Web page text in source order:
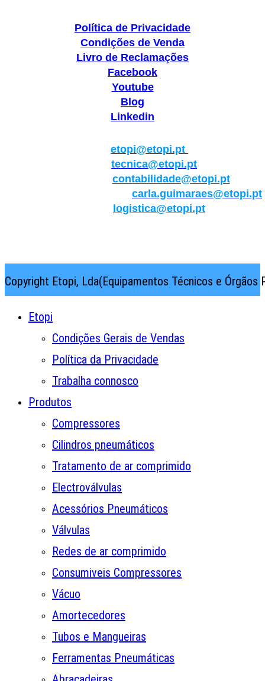
Política de Privacidade
Condições de Venda
Livro de Reclamações
Facebook
Youtube
Blog
Linkedin
etopi@etopi.pt
tecnica@etopi.pt
contabilidade@etopi.pt
carla.guimaraes@etopi.pt
logistica@etopi.pt
Copyright Etopi, Lda(Equipamentos Técnicos e
Etopi
Condições Gerais de Vendas
Política da Privacidade
Trabalha connosco
Produtos
Compressores
Cilindros pneumáticos
Tratamento de ar comprimido
Electroválvulas
Acessórios Pneumáticos
Válvulas
Redes de ar comprimido
Consumiveis Compressores
Vácuo
Amortecedores
Tubos e Mangueiras
Ferramentas Pneumáticas